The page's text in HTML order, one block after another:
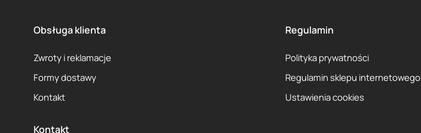
Obsługa klienta
Zwroty i reklamacje
Formy dostawy
Kontakt
Regulamin
Polityka prywatności
Regulamin sklepu internetowego
Ustawienia cookies
Kontakt